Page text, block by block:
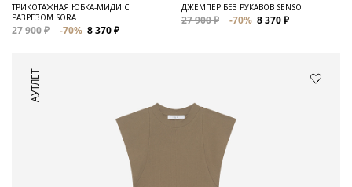
ТРИКОТАЖНАЯ ЮБКА-МИДИ С
РАЗРЕЗОМ SORA
27 900 ₽ -70% 8 370 ₽
ДЖЕМПЕР БЕЗ РУКАВОВ SENSO
27 900 ₽ -70% 8 370 ₽
АУТЛЕТ